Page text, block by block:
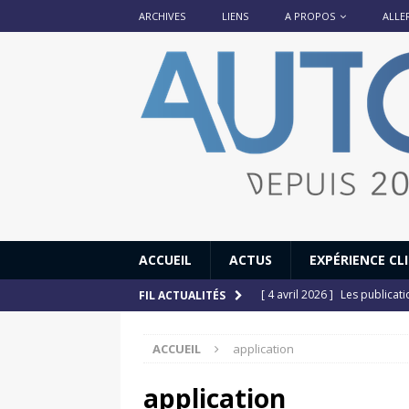
ARCHIVES LIENS A PROPOS
ACCUEIL ACTUS EXPÉRIENCE
FIL ACTUALITÉS [ 4 avril 2026 ] Les
[ 12 juillet 2025 ]
ACCUEIL application
application